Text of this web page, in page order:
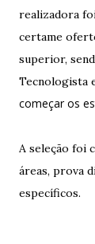
realizadora
certame
superior,
Tecnologista
começar os
A seleção foi
áreas, prova
específicos.